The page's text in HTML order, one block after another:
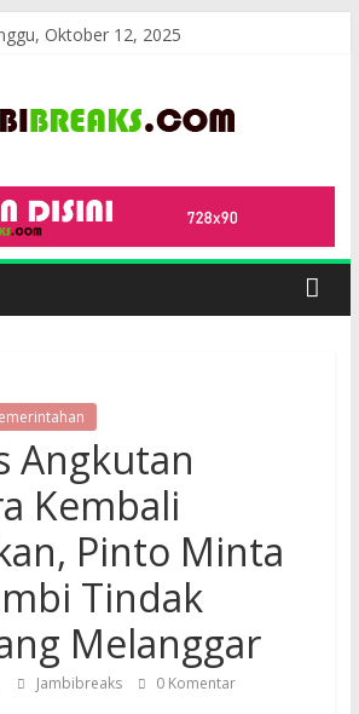
Oktober 12, 2025
Angkutan
Kembali
Pinto Minta
Tindak
Melanggar
Jambibreaks 0 Komentar